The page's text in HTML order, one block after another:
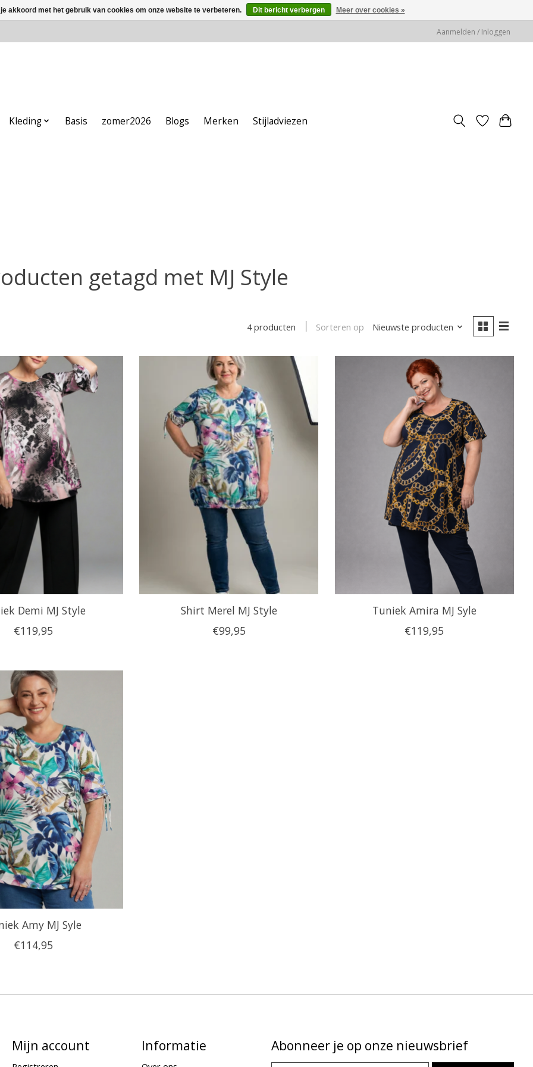
Aanmelden / Inloggen
Kleding Basis zomer2026 Blogs Merken Stijladviezen
getagd met MJ Style
4 producten Sorteren op Nieuwste producten
Demi MJ Style
€119,95
Shirt Merel MJ Style
€99,95
Tuniek Amira MJ Syle
€119,95
Amy MJ Syle
€114,95
Mijn account Informatie Abonneer je op onze nieuwsbrief
akkoord met het gebruik van cookies om onze website te verbeteren. Dit bericht verbergen Meer over cookies »